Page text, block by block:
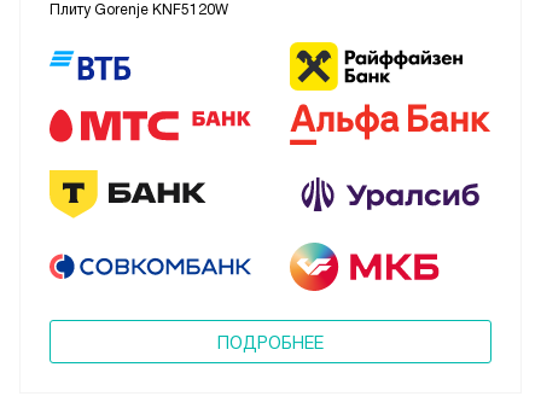
Плиту Gorenje KNF5120W
ПОДРОБНЕЕ